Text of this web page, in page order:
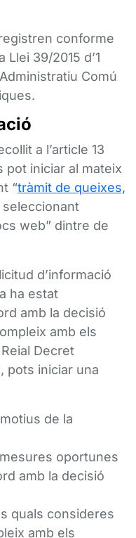
conforme
39/2015 d’1
Comú
a l’article 13
pot iniciar al mateix
“tràmit de queixes,
seleccionant
web” dintre de
d’informació
ha estat
amb la decisió
amb els
Decret
pots iniciar una
de la
oportunes
amb la decisió
quals consideres
amb els